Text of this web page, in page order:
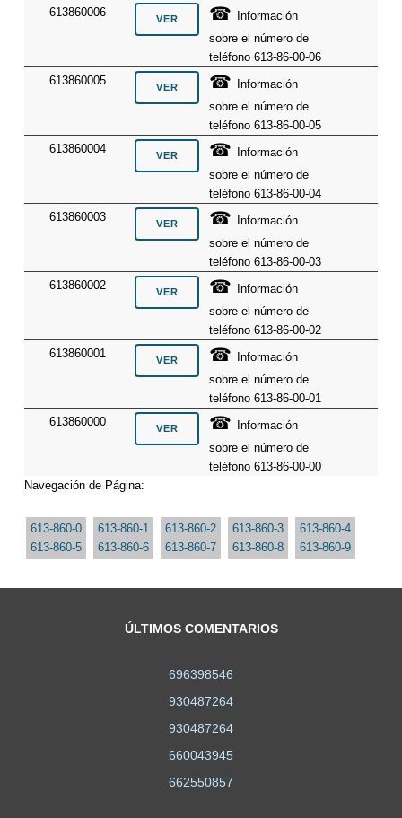
613860006
☎
Información
sobre el número de
teléfono 613-86-00-06
613860005
☎
Información
sobre el número de
teléfono 613-86-00-05
613860004
☎
Información
sobre el número de
teléfono 613-86-00-04
613860003
☎
Información
sobre el número de
teléfono 613-86-00-03
613860002
☎
Información
sobre el número de
teléfono 613-86-00-02
613860001
☎
Información
sobre el número de
teléfono 613-86-00-01
613860000
☎
Información
sobre el número de
teléfono 613-86-00-00
Navegación de Página:
613-860-0 613-860-1 613-860-2 613-860-3
613-860-4
613-860-5
613-860-6 613-860-7 613-860-8 613-860-9
ÚLTIMOS COMENTARIOS
696398546
930487264
930487264
660043945
662550857